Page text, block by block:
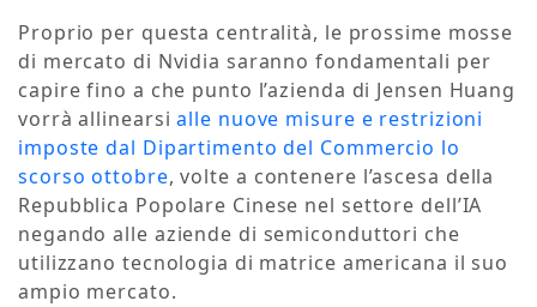
Proprio per questa centralità, le prossime mosse
di mercato di Nvidia saranno fondamentali per
capire fino a che punto l’azienda di Jensen Huang
vorrà allinearsialle nuove misure e restrizioni
imposte dal Dipartimento del Commercio lo
scorso ottobre, volte a contenere l’ascesa della
Repubblica Popolare Cinese nel settore dell’IA
negando alle aziende di semiconduttori che
utilizzano tecnologia di matrice americana il suo
ampio mercato.